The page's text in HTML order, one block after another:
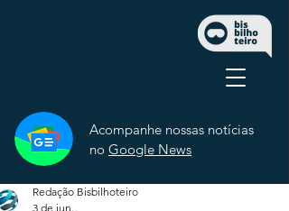
Acompanhe nossas notícias
no Google News
Redação Bisbilhoteiro
3 de jun.